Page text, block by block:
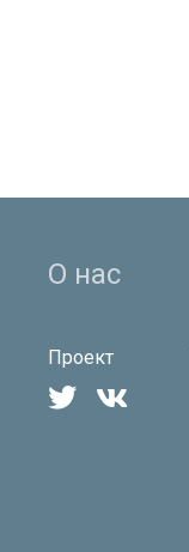
О нас
Проект
 